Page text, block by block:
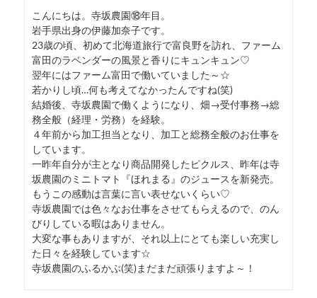
こんにちは。寺坂農園⑱年目。
岩手県出身の伊藤加奈子です。
23歳の頃、初めて北海道旅行で富良野を訪れ、ファーム
富田のラベンダーの風景と香りにキュンキュン♡
翌年にはファーム富田で働いていました～☆
若かりし頃…何も考えてなかったんですね(笑)
結婚後、寺坂農園で働くようになり、畑→受付事務→総
務全般（経理・労務）を経験。
４年前から加工担当となり、加工と総務全般のお仕事を
しています。
一昨年自分が主となり商品開発したピクルス、昨年は寺
坂農園のミニトマト『ほれまる』のジュースを新発売。
もうこの感動は言葉に言い表せないくらい♡
寺坂農園では色々なお仕事をさせてもらえるので、のん
びりしている暇はありません。
大変な事もありますが、それ以上にとても楽しい充実し
た日々を経験しています☆
寺坂農園のふるかぶ(笑)まだまだ頑張りますよ～！